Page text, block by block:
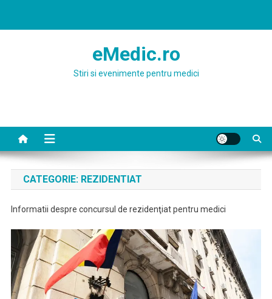
eMedic.ro
Stiri si evenimente pentru medici
CATEGORIE: REZIDENTIAT
Informatii despre concursul de rezidenţiat pentru medici